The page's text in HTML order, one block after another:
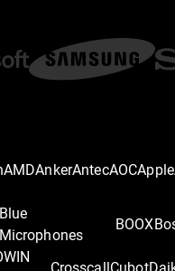
AMDAnkerAntecAOCApple
Blue
Microphones
BOOX
CrosscallCubot